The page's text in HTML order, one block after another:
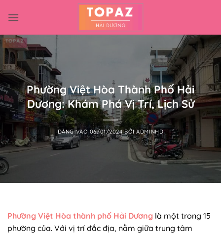
qua
dung
Phường Việt Hòa Thành Phố Hải
Dương: Khám Phá Vị Trí, Lịch Sử
ĐĂNG VÀO 06/01/2024 BỞIADMINHD
Phường Việt Hòa thành phố Hải Dương là một trong 15
phường của. Với vị trí đắc địa, nằm giữa trung tâm